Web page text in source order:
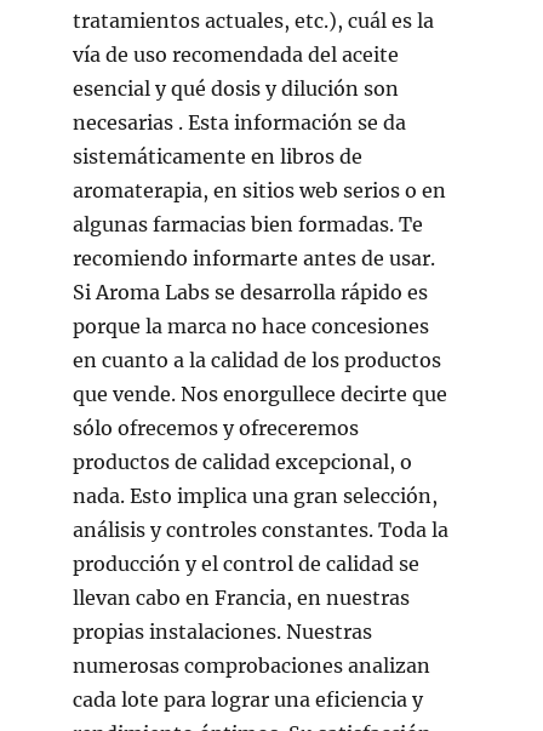
tratamientos actuales, etc.), cuál es la
vía de uso recomendada del aceite
esencial y qué dosis y dilución son
necesarias . Esta información se da
sistemáticamente en libros de
aromaterapia, en sitios web serios o en
algunas farmacias bien formadas. Te
recomiendo informarte antes de usar.
Si Aroma Labs se desarrolla rápido es
porque la marca no hace concesiones
en cuanto a la calidad de los productos
que vende. Nos enorgullece decirte que
sólo ofrecemos y ofreceremos
productos de calidad excepcional, o
nada. Esto implica una gran selección,
análisis y controles constantes. Toda la
producción y el control de calidad se
llevan cabo en Francia, en nuestras
propias instalaciones. Nuestras
numerosas comprobaciones analizan
cada lote para lograr una eficiencia y